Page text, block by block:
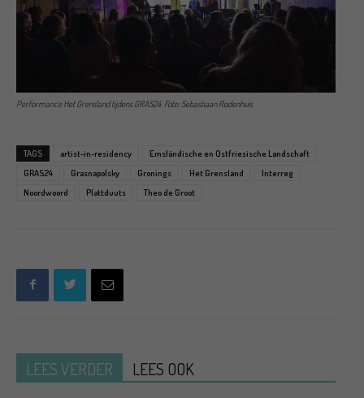
Performance Het Grensland tijdens GRAS24. Foto: Sebastiaan Rodenhuis
TAGS artist-in-residency
Emsländische en Ostfriesische Landschaft
GRAS24
Grasnapolsky Gronings Het Grensland
Interreg
Noordwoord
Plattduuts Theo de Groot
LEES VERDER LEES OOK